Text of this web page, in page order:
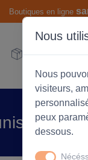
Boutiques en ligne
Les
Nous
Nous
visiteurs,
peux
dessous.